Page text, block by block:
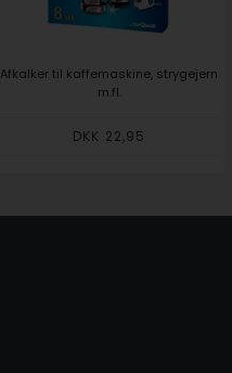
Afkalker til kaffemaskine, strygejern
m.fl.
DKK 22,95